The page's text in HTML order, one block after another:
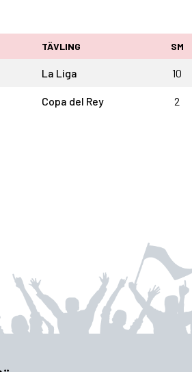
TÄVLING SM
La Liga 10
Copa del Rey 2